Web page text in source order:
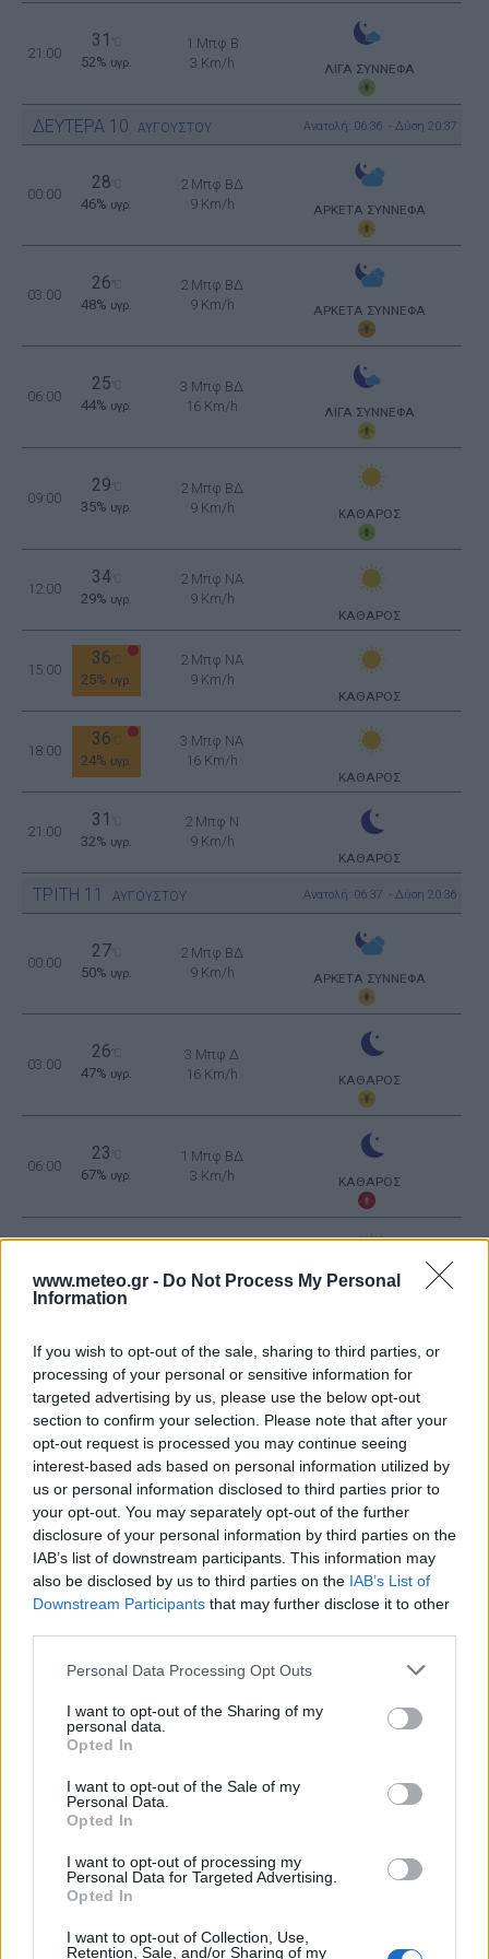
www.meteo.gr - Do Not Process My Personal
Information
If you wish to opt-out of the sale, sharing to third parties, or
processing of your personal or sensitive information for
targeted advertising by us, please use the below opt-out
section to confirm your selection. Please note that after your
opt-out request is processed you may continue seeing
interest-based ads based on personal information utilized by
us or personal information disclosed to third parties prior to
your opt-out. You may separately opt-out of the further
disclosure of your personal information by third parties on the
IAB’s list of downstream participants. This information may
also be disclosed by us to third parties on the IAB’s List of
Downstream Participants that may further disclose it to other
Personal Data Processing Opt Outs
I want to opt-out of the Sharing of my
personal data.
Opted In
I want to opt-out of the Sale of my
Personal Data.
Opted In
I want to opt-out of processing my
Personal Data for Targeted Advertising.
Opted In
I want to opt-out of Collection, Use,
Retention, Sale, and/or Sharing of my
21:00
31
52% υγρ.
1 Μπφ B
3 Km/h
ΛΙΓΑ ΣΥΝΝΕΦΑ
ΔΕΥΤΕΡΑ 10 ΑΥΓΟΥΣΤΟΥ Ανατολή: 06:36 - Δύση 20:37
00:00
28
46% υγρ.
2 Μπφ ΒΔ
9 Km/h
ΑΡΚΕΤΑ ΣΥΝΝΕΦΑ
03:00
26
48% υγρ.
2 Μπφ ΒΔ
9 Km/h
ΑΡΚΕΤΑ ΣΥΝΝΕΦΑ
06:00
25
44% υγρ.
3 Μπφ ΒΔ
16 Km/h
ΛΙΓΑ ΣΥΝΝΕΦΑ
09:00
29
35% υγρ.
2 Μπφ ΒΔ
9 Km/h
ΚΑΘΑΡΟΣ
12:00
34°C
29% υγρ.
2 Μπφ NA
9 Km/h
ΚΑΘΑΡΟΣ
15:00
36
25% υγρ.
2 Μπφ NA
9 Km/h
ΚΑΘΑΡΟΣ
18:00
36
24% υγρ.
3 Μπφ NA
16 Km/h
ΚΑΘΑΡΟΣ
21:00
31
32% υγρ.
2 Μπφ N
9 Km/h
ΚΑΘΑΡΟΣ
ΤΡΙΤΗ 11 ΑΥΓΟΥΣΤΟΥ Ανατολή: 06:37 - Δύση 20:36
00:00
27
50% υγρ.
2 Μπφ ΒΔ
9 Km/h
ΑΡΚΕΤΑ ΣΥΝΝΕΦΑ
03:00
26
47% υγρ.
3 Μπφ Δ
16 Km/h
ΚΑΘΑΡΟΣ
06:00
23
67% υγρ.
1 Μπφ ΒΔ
3 Km/h
ΚΑΘΑΡΟΣ
38%υγρ.
9 Km/h
ΚΑΘΑΡΟΣ
12:00
33°C
27% υγρ.
3 Μπφ NA
16 Km/h
15:00
36°C
21%υγρ.
3 Μπφ NA
16 Km/h
ΚΑΘΑΡΟΣ
18:00
37°C
16% υγρ.
3 Μπφ NA
16 Km/h
ΚΑΘΑΡΟΣ
21:00
30°C
22%υγρ.
2 Μπφ ΝΔ
9 Km/h
ΤΕΤΑΡΤΗ 12 ΑΥΓΟΥΣΤΟΥ
25 °C
50% υγρ.
1 Μπφ Δ
25°C
37%υγρ.
16 Km/h
ΚΑΘΑΡΟΣ